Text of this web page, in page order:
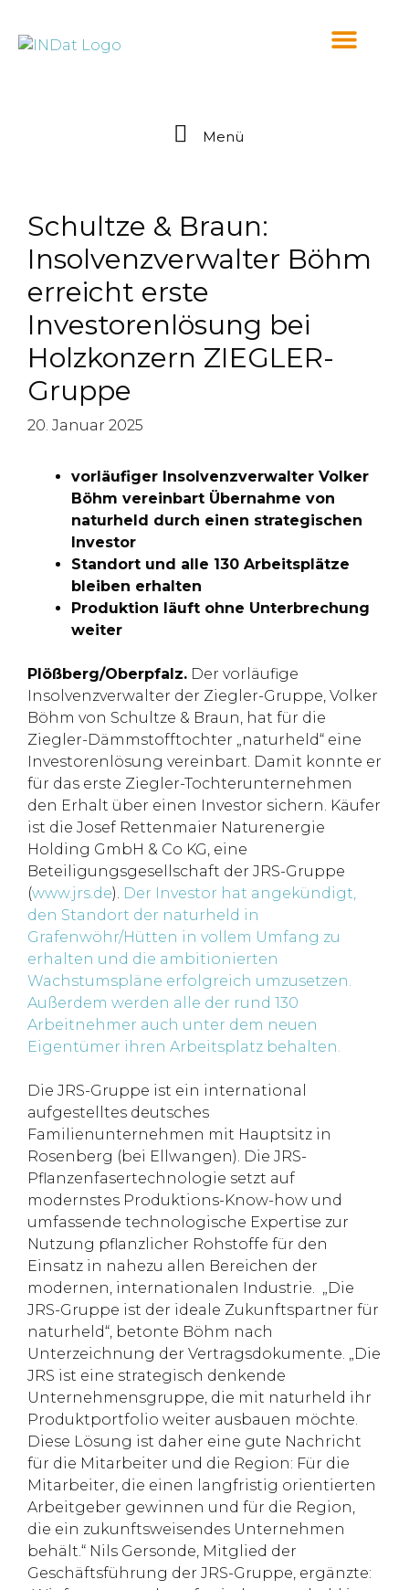
Menü
Schultze & Braun:
Insolvenzverwalter Böhm
erreicht erste
Investorenlösung bei
Holzkonzern ZIEGLER-
Gruppe
20. Januar 2025
vorläufiger Insolvenzverwalter Volker
Böhm vereinbart Übernahme von
naturheld durch einen strategischen
Investor
Standort und alle 130 Arbeitsplätze
bleiben erhalten
Produktion läuft ohne Unterbrechung
weiter
Plößberg/Oberpfalz. Der vorläufige
Insolvenzverwalter der Ziegler-Gruppe, Volker
Böhm von Schultze & Braun, hat für die
Ziegler-Dämmstofftochter „naturheld“ eine
Investorenlösung vereinbart. Damit konnte er
für das erste Ziegler-Tochterunternehmen
den Erhalt über einen Investor sichern. Käufer
ist die Josef Rettenmaier Naturenergie
Holding GmbH & Co KG, eine
Beteiligungsgesellschaft der JRS-Gruppe
(www.jrs.de). Der Investor hat angekündigt,
den Standort der naturheld in
Grafenwöhr/Hütten in vollem Umfang zu
erhalten und die ambitionierten
Wachstumspläne erfolgreich umzusetzen.
Außerdem werden alle der rund 130
Arbeitnehmer auch unter dem neuen
Eigentümer ihren Arbeitsplatz behalten.
Die JRS-Gruppe ist ein international
aufgestelltes deutsches
Familienunternehmen mit Hauptsitz in
Rosenberg (bei Ellwangen). Die JRS-
Pflanzenfasertechnologie setzt auf
modernstes Produktions-Know-how und
umfassende technologische Expertise zur
Nutzung pflanzlicher Rohstoffe für den
Einsatz in nahezu allen Bereichen der
modernen, internationalen Industrie. „Die
JRS-Gruppe ist der ideale Zukunftspartner für
naturheld“, betonte Böhm nach
Unterzeichnung der Vertragsdokumente. „Die
JRS ist eine strategisch denkende
Unternehmensgruppe, die mit naturheld ihr
Produktportfolio weiter ausbauen möchte.
Diese Lösung ist daher eine gute Nachricht
für die Mitarbeiter und die Region: Für die
Mitarbeiter, die einen langfristig orientierten
Arbeitgeber gewinnen und für die Region,
die ein zukunftsweisendes Unternehmen
behält.“ Nils Gersonde, Mitglied der
Geschäftsführung der JRS-Gruppe, ergänzte: